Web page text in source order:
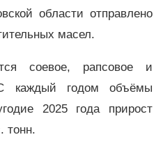
области отправлено
масел.
соевое, рапсовое и
каждый годом объёмы
2025 года прирост
тонн.